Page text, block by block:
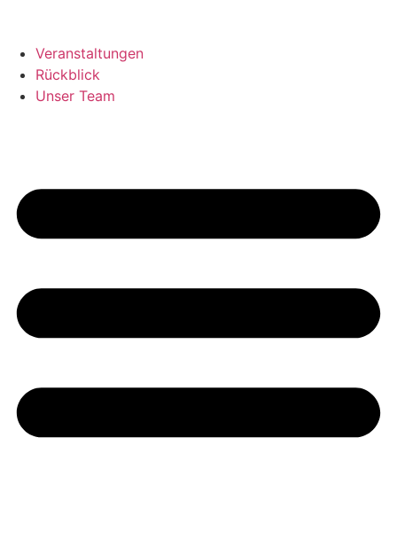
Veranstaltungen
Rückblick
Unser Team